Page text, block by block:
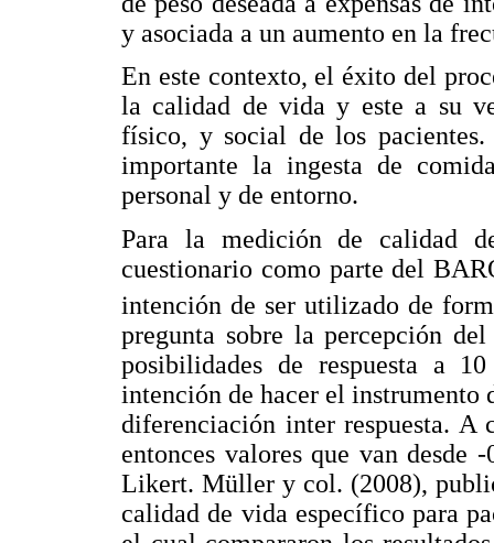
y asociada a un aumento en la
En este contexto, el éxito del
la calidad de vida y este a su
físico, y social de los
importante la ingesta de
personal y de entorno.
Para la medición de calidad
cuestionario como parte del
intención de ser utilizado de
pregunta sobre la percepción
posibilidades de respuesta a
intención de hacer el instrumento
diferenciación inter respuesta. A
entonces valores que van desde
Likert. Müller y col. (2008),
calidad de vida específico para